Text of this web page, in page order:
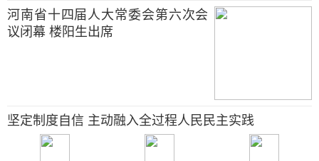
河南省十四届人大常委会第六次会
议闭幕 楼阳生出席
坚定制度自信 主动融入全过程人民民主实践